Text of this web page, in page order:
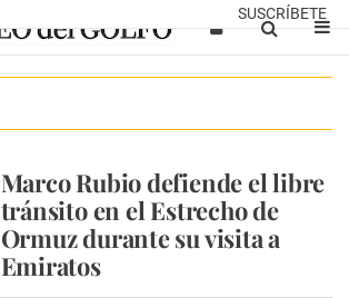
SUSCRÍBETE
Marco Rubio defiende el libre
tránsito en el Estrecho de
Ormuz durante su visita a
Emiratos